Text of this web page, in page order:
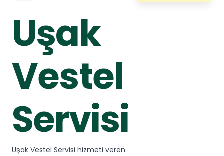
Uşak
Vestel
Servisi
Uşak Vestel Servisi hizmeti veren